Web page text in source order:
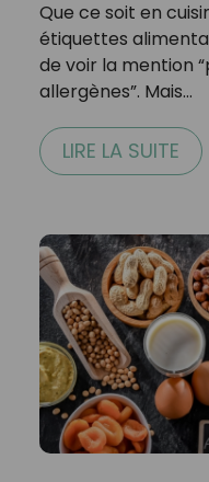
Que ce soit en
étiquettes
de voir la mention
allergènes”. Mais…
LIRE LA SUITE